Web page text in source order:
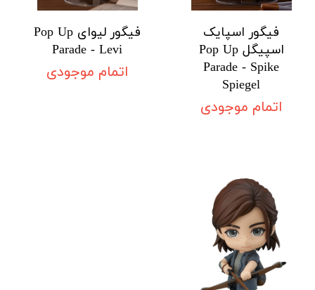
فیگور اسپایک
اسپیگل Pop Up
Parade - Spike
Spiegel
اتمام موجودی
فیگور لیوای Pop Up
Parade - Levi
اتمام موجودی